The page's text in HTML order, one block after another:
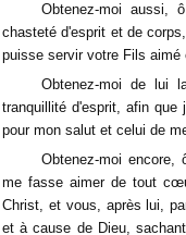
Obtenez-moi aussi,
chasteté d'esprit et de
puisse servir votre Fils
Obtenez-moi de lui
tranquillité d'esprit, afin que
pour mon salut et celui de
Obtenez-moi encore,
me fasse aimer de tout
Christ, et vous, après lui,
et à cause de Dieu,